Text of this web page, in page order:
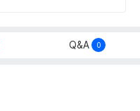
Q&A 0